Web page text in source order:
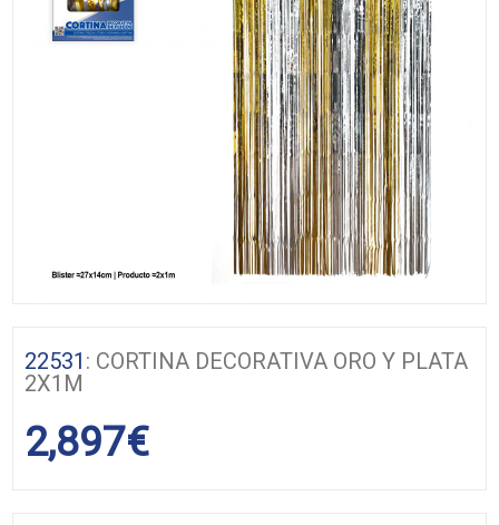
22531 : CORTINA DECORATIVA ORO Y PLATA
2X1M
2,897€